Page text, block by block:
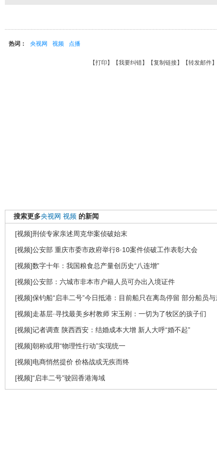
热词： 央视网 视频 点播
【打印 】【我要纠错】【复制链接】【转发邮件
搜索更多央视网 视频 的新闻
[视频]刑侦专家亲述周克华案侦破始末
[视频]公安部 重庆市委市政府举行8·10案件侦破工作表彰大会
[视频]数字十年：我国粮食总产量创历史“八连增”
[视频]公安部：六城市非本市户籍人员可办出入境证件
[视频]保钓船“启丰二号”今日抵港：目前船只在离岛停留 部分船员
[视频]走基层·寻找最美乡村教师 宋玉刚：一切为了牧区的孩子们
[视频]记者调查 陕西西安：结婚成本大增 新人大呼“婚不起”
[视频]朝称或用“物理性行动”实现统一
[视频]电商悄然提价 价格战或无疾而终
[视频]“启丰二号”驶回香港海域